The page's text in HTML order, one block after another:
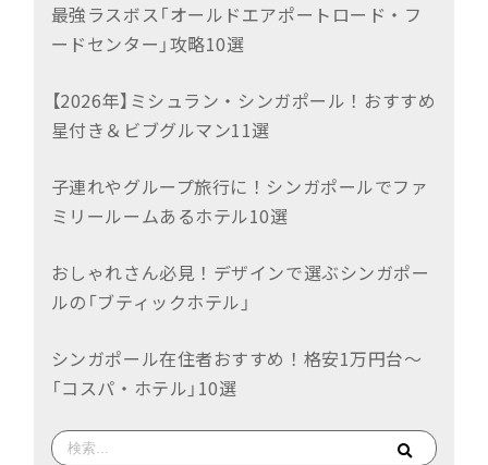
最強ラスボス「オールドエアポートロード・フ
ードセンター」攻略10選
【2026年】ミシュラン・シンガポール！おすすめ
星付き＆ビブグルマン11選
子連れやグループ旅行に！シンガポールでファ
ミリールームあるホテル10選
おしゃれさん必見！デザインで選ぶシンガポー
ルの「ブティックホテル」
シンガポール在住者おすすめ！格安1万円台〜
「コスパ・ホテル」10選